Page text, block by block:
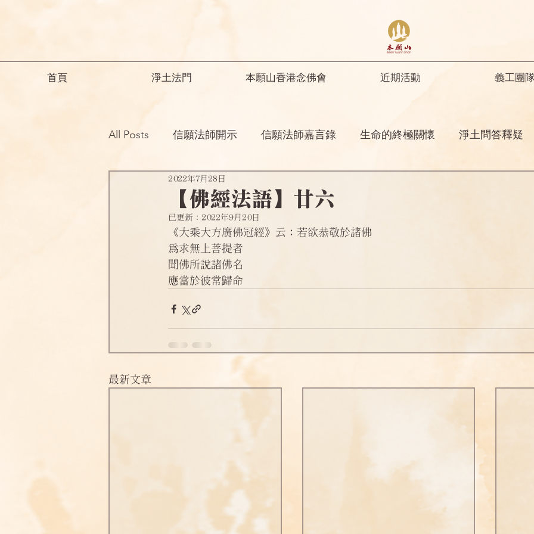
首頁 淨土法門 本願山香港念佛會 近期活動 義工團
All Posts 信願法師開示 信願法師嘉言錄 生命的終極關懷 淨土問答釋疑
祖師開示 諸師勸勉助念開示
念佛之勝妙 一般故事 菩薩開示 其他
淨土偈頌法語 四十八願問答
【佛經法語】廿六
2022年7月28日
已更新： 2022年9月20日
《大乘大方廣佛冠經》云：若欲恭敬於諸佛
為求無上菩提者
聞佛所說諸佛名
應當於彼常歸命
最新文章